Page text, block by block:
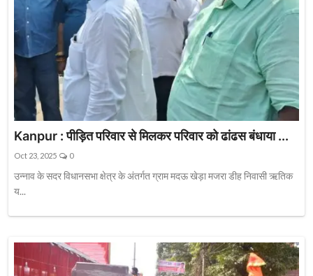
Kanpur : पीड़ित परिवार से मिलकर परिवार को ढांढस बंधाया ...
Oct 23, 2025 0
उन्नाव के सदर विधानसभा क्षेत्र के अंतर्गत ग्राम मदऊ खेड़ा मजरा डीह निवासी ऋतिक
य...